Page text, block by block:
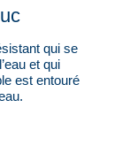
qui se
et qui
est entouré